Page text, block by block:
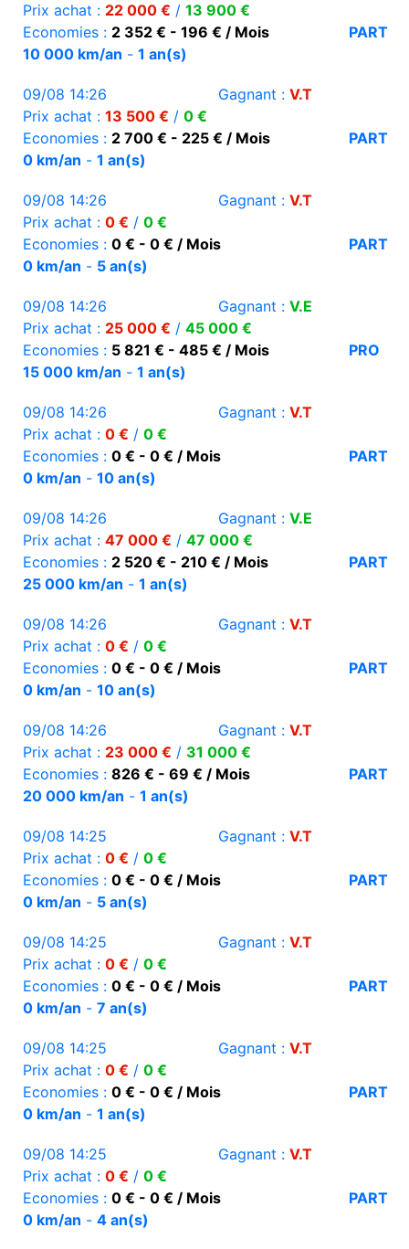
Prix achat : 22 000 € / 13 900 €
Economies : 2 352 € - 196 € / Mois
PART
10 000 km/an - 1 an(s)
09/08 14:26 Gagnant : V.T
Prix achat : 13 500 € / 0 €
Economies : 2 700 € - 225 € / Mois
PART
0 km/an - 1 an(s)
09/08 14:26 Gagnant : V.T
Prix achat : 0 € / 0 €
Economies : 0 € - 0 € / Mois
PART
0 km/an - 5 an(s)
09/08 14:26 Gagnant : V.E
Prix achat : 25 000 € / 45 000 €
Economies : 5 821 € - 485 € / Mois
PRO
15 000 km/an - 1 an(s)
09/08 14:26 Gagnant : V.T
Prix achat : 0 € / 0 €
Economies : 0 € - 0 € / Mois
PART
0 km/an - 10 an(s)
09/08 14:26 Gagnant : V.E
Prix achat : 47 000 € / 47 000 €
Economies : 2 520 € - 210 € / Mois
PART
25 000 km/an - 1 an(s)
09/08 14:26 Gagnant : V.T
Prix achat : 0 € / 0 €
Economies : 0 € - 0 € / Mois
PART
0 km/an - 10 an(s)
09/08 14:26 Gagnant : V.T
Prix achat : 23 000 € / 31 000 €
Economies : 826 € - 69 € / Mois
PART
20 000 km/an - 1 an(s)
09/08 14:25 Gagnant : V.T
Prix achat : 0 € / 0 €
Economies : 0 € - 0 € / Mois
PART
0 km/an - 5 an(s)
09/08 14:25 Gagnant : V.T
Prix achat : 0 € / 0 €
Economies : 0 € - 0 € / Mois
PART
0 km/an - 7 an(s)
09/08 14:25 Gagnant : V.T
Prix achat : 0 € / 0 €
Economies : 0 € - 0 € / Mois
PART
0 km/an - 1 an(s)
09/08 14:25 Gagnant : V.T
Prix achat : 0 € / 0 €
Economies : 0 € - 0 € / Mois
PART
0 km/an - 4 an(s)